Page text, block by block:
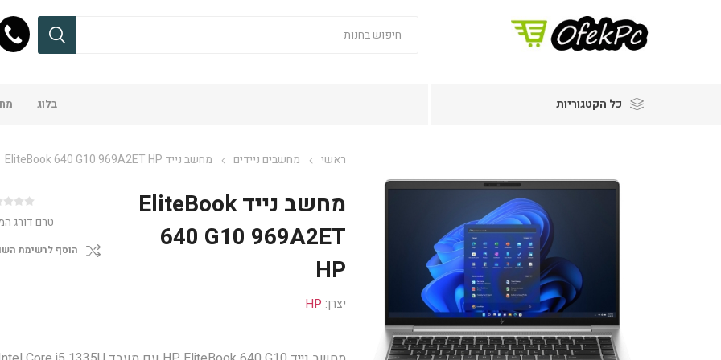
כל הקטגוריות בלוג
ראשי מחשבים ניידים מחשב נייד EliteBook 640 G10‎ 969A2ET HP
מחשב נייד EliteBook
640 G10‎ 969A2ET
HP
יצרן: HP
טרם דורג
הוסף לרשימת